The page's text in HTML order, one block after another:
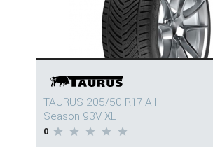
TAURUS 205/50 R17 All
Season 93V XL
0